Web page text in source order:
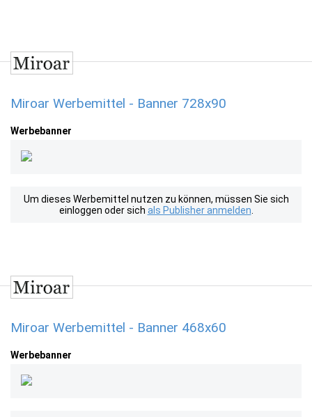
Miroar Werbemittel - Banner 728x90
Werbebanner
Um dieses Werbemittel nutzen zu können, müssen Sie sich
einloggen oder sich als Publisher anmelden
Miroar Werbemittel - Banner 468x60
Werbebanner